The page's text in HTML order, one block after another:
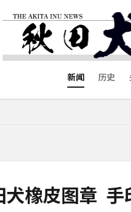
新闻 历史
犬橡皮图章 手